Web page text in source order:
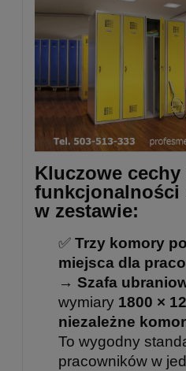
Kluczowe cechy
funkcjonalności
w zestawie:
✅ Trzy komory
miejsca dla
→ Szafa
wymiary 1800 ×
niezależne
To wygodny
pracowników w